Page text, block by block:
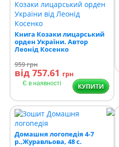
Книга Козаки лицарський
орден України. Автор
Леонід Косенко
959грн
від 757.61 грн
Є в наявності КУПИТИ
Домашня логопедія 4-7
р.,Журавльова, 48 с.